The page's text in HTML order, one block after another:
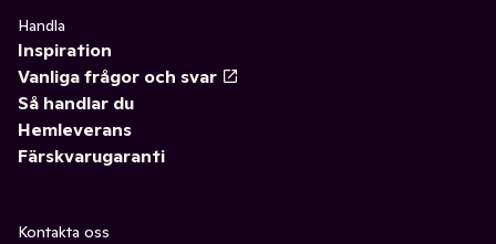
Handla
Inspiration
Vanliga frågor och svar
Så handlar du
Hemleverans
Färskvarugaranti
Kontakta oss